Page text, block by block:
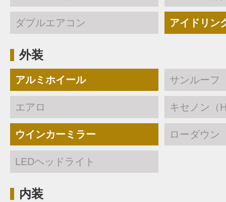
ダブルエアコン アイドリン
外装
アルミホイール サンルーフ
エアロ キセノン（
ウインカーミラー ローダウン
LEDヘッドライト
内装